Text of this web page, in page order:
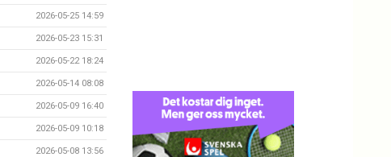
2026-05-25 14:59
2026-05-23 15:31
2026-05-22 18:24
2026-05-14 08:08
2026-05-09 16:40
2026-05-09 10:18
2026-05-08 13:56